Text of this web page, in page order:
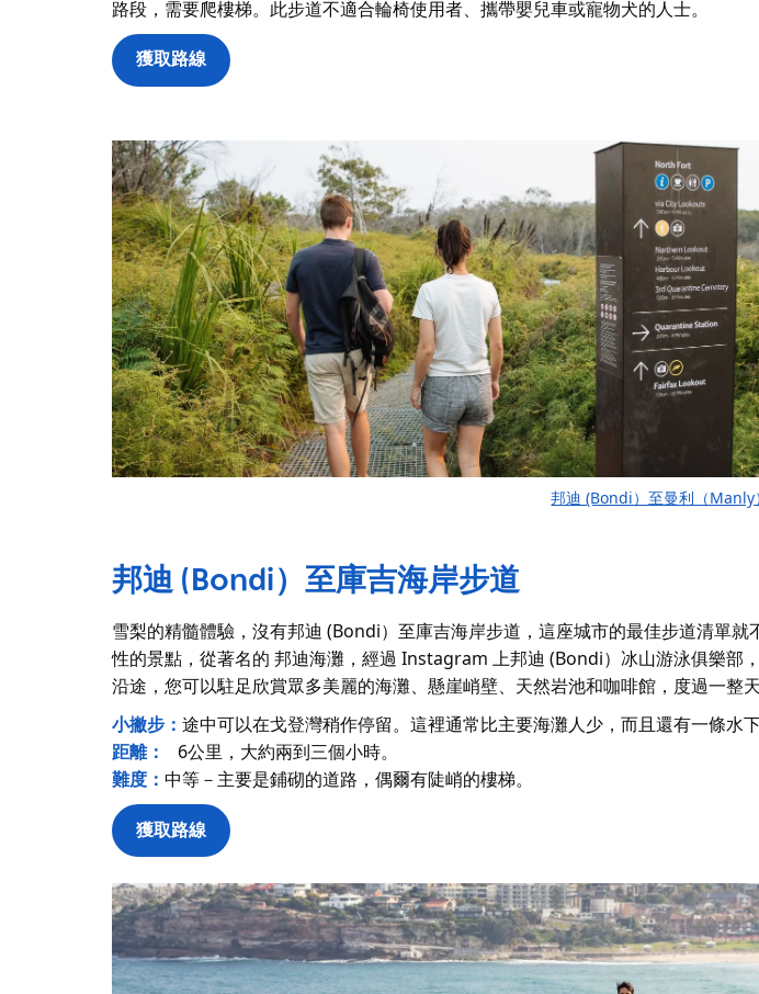
路段，需要爬樓梯。此步道不適合輪椅使用者、攜帶嬰兒車或寵物犬的人士。
獲取路線
邦迪 (Bondi）至曼利（Manly
邦迪 (Bondi）至庫吉海岸步道
雪梨的精髓體驗，沒有邦迪 (Bondi）至庫吉海岸步道，這座城市的最佳步道清單
性的景點，從著名的 邦迪海灘，經過 Instagram 上邦迪 (Bondi）冰山游泳俱樂部
沿途，您可以駐足欣賞眾多美麗的海灘、懸崖峭壁、天然岩池和咖啡館，度過一整天
小撇步： 途中可以在戈登灣稍作停留。這裡通常比主要海灘人少，而且還有一條水
距離：
6公里，大約兩到三個小時。
難度： 中等－主要是鋪砌的道路，偶爾有陡峭的樓梯。
獲取路線